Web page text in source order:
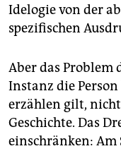
Idelogie von der
spezifischen
Aber das Problem
Instanz die
erzählen gilt, nicht
Geschichte. Das
einschränken: Am